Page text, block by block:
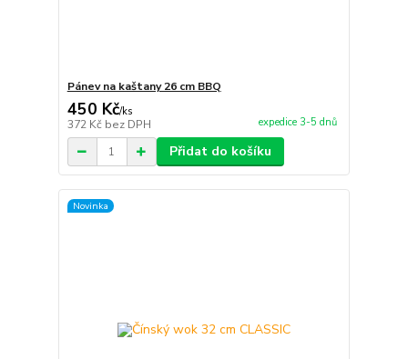
Pánev na kaštany 26 cm BBQ
450 Kč/ks
372 Kč bez DPH expedice 3-5 dnů
Přidat do košíku
Novinka